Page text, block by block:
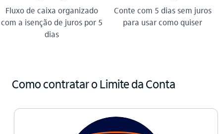
Fluxo de caixa organizado
com a isenção de juros por 5
dias
Conte com 5 dias sem juros
para usar como quiser
Como contratar o Limite da Conta